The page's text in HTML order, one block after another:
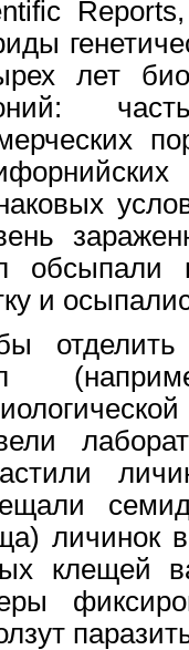
лет
обсыпали
и
личинок
клещей